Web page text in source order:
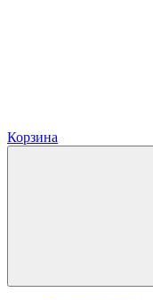
Корзина